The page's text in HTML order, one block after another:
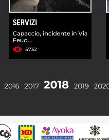
SERVIZI
Capaccio, incidente in Via
Feud...
5732
2016 2017 2018 2019